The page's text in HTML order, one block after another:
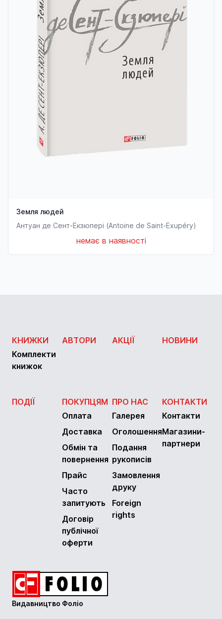
Земля людей
Антуан де Сент-Екзюпері (Antoine de Saint-Exupéry)
немає в наявності
КНИЖКИ
Комплекти
книжок
АВТОРИ АКЦІЇ НОВИНИ
ПОДІЇ
ПОКУПЦЯМ
Оплата
Доставка
Обмін та
повернення
Прайс
Часто
запитують
Договір
публічної
оферти
ПРО НАС
Галерея
Оголошення
Подання
рукописів
Замовлення
друку
Foreign
rights
КОНТАКТИ
Контакти
Магазини-
партнери
Видавництво Фоліо